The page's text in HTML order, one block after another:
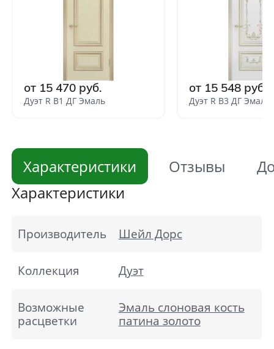
от 15 470 руб.
Дуэт R В1 ДГ Эмаль
от 15 548 руб.
Дуэт R В3 ДГ Эмаль
Характеристики Отзывы
Характеристики
Производитель Шейл Дорс
Коллекция Дуэт
Возможные
расцветки
Эмаль слоновая кость
патина золото